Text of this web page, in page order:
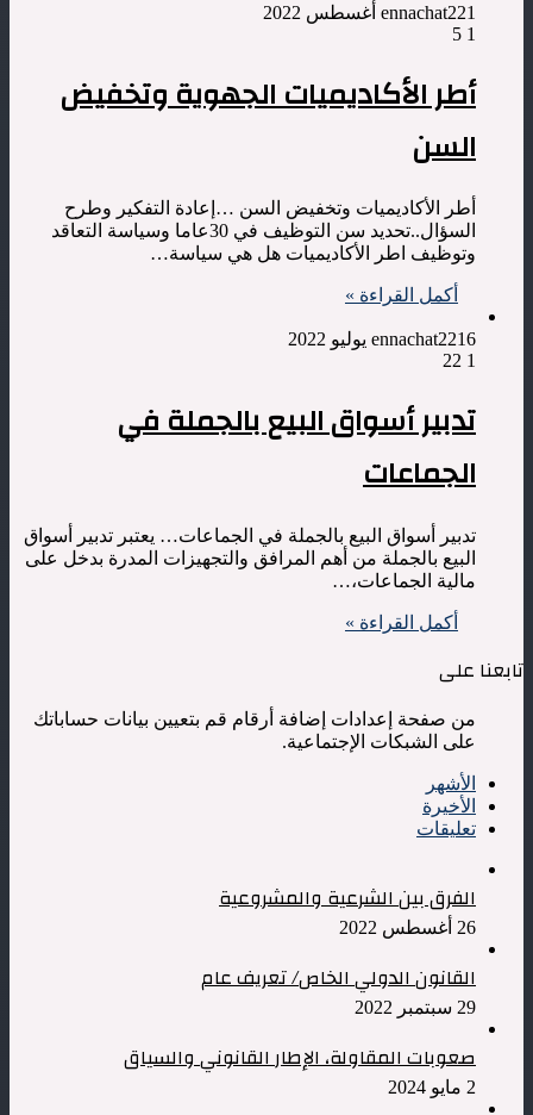
ennachat221 أغسطس 2022
1
أطر الأكاديميات الجهوية وتخفيض
السن
أطر الأكاديميات وتخفيض السن …إعادة التفكير وطرح
السؤال..تحديد سن التوظيف في 30عاما وسياسة التعاقد
وتوظيف اطر الأكاديميات هل هي سياسة…
أكمل القراءة »
ennachat2216 يوليو 2022
1
تدبير أسواق البيع بالجملة في
الجماعات
تدبير أسواق البيع بالجملة في الجماعات… يعتبر تدبير أسواق
البيع بالجملة من أهم المرافق والتجهيزات المدرة بدخل على
مالية الجماعات،…
أكمل القراءة »
تابعنا على
من صفحة إعدادات إضافة أرقام قم بتعيين بيانات حساباتك
على الشبكات الإجتماعية.
الأشهر
الأخيرة
تعليقات
الفرق بين الشرعية والمشروعية
26 أغسطس 2022
القانون الدولي الخاص/ تعريف عام
29 سبتمبر 2022
صعوبات المقاولة، الإطار القانوني والسياق
2 مايو 2024